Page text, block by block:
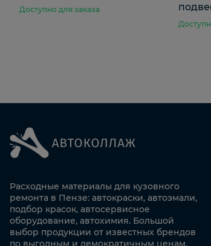
Доступно для заказа
Расходные материалы для кузовного
ремонта в Пензе: автокраски, автоэмали,
подбор красок, автосервисное
оборудование, автохимия. Большой
выбор продукции от известных брендов
по выгодным и демократичным ценам.